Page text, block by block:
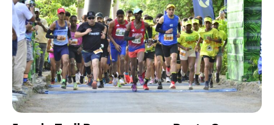
Don't miss
out!
Sing up for our newsletter
to stay in the loop.